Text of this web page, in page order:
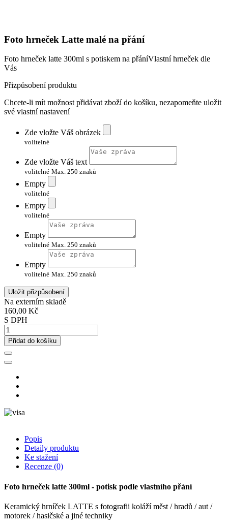
Foto hrneček Latte malé na přání
Foto hrneček latte 300ml s potiskem na přáníVlastní hrneček dle
Vás
Přizpůsobení produktu
Chcete-li mít možnost přidávat zboží do košíku, nezapomeňte uložit
své vlastní nastavení
Zde vložte Váš obrázek
volitelné
Zde vložte Váš text
volitelné Max. 250 znaků
Empty
volitelné
Empty
volitelné
Empty
volitelné Max. 250 znaků
Empty
volitelné Max. 250 znaků
Uložit přizpůsobení
Na externím skladě
160,00 Kč
S DPH
Přidat do košíku
Popis
Detaily produktu
Ke stažení
Recenze (0)
Foto hrneček latte 300ml - potisk podle vlastního přání
Keramický hrníček LATTE s fotografii koláží měst / hradů / aut /
motorek / hasičské a jiné techniky